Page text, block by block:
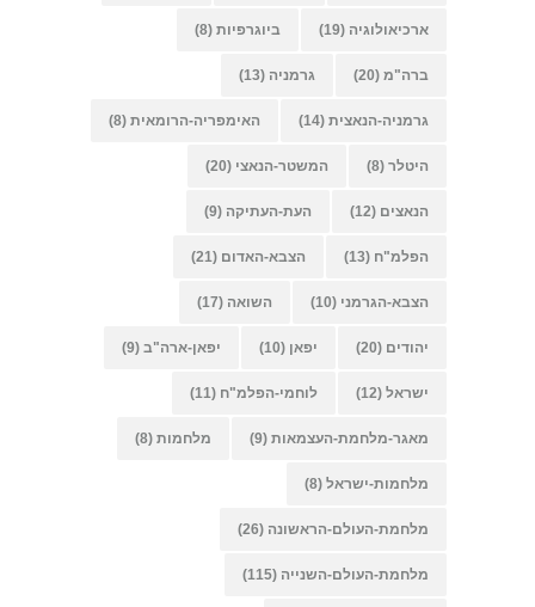
ארכיאולוגיה (19) ביוגרפיות (8)
ברה"מ (20) גרמניה (13)
גרמניה-הנאצית (14) האימפריה-הרומאית (8)
היטלר (8) המשטר-הנאצי (20)
הנאצים (12) העת-העתיקה (9)
הפלמ"ח (13) הצבא-האדום (21)
הצבא-הגרמני (10) השואה (17)
יהודים (20) יפאן (10) יפאן-ארה"ב (9)
ישראל (12) לוחמי-הפלמ"ח (11)
מאגר-מלחמת-העצמאות (9) מלחמות (8)
מלחמות-ישראל (8)
מלחמת-העולם-הראשונה (26)
מלחמת-העולם-השנייה (115)